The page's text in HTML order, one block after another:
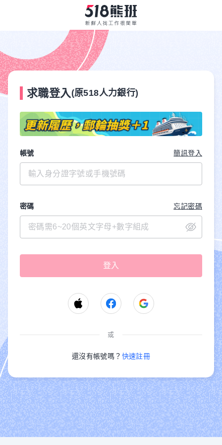
求職登入 (原518人力銀行)
帳號 簡訊登入
密碼 忘記密碼
或
還沒有帳號嗎？ 快速註冊